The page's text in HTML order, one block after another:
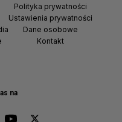
na
Polityka prywatności
Ustawienia prywatności
Dane osobowe
Kontakt